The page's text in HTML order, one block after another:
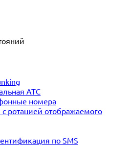
АТС
номера
ротацией отображаемого
по SMS